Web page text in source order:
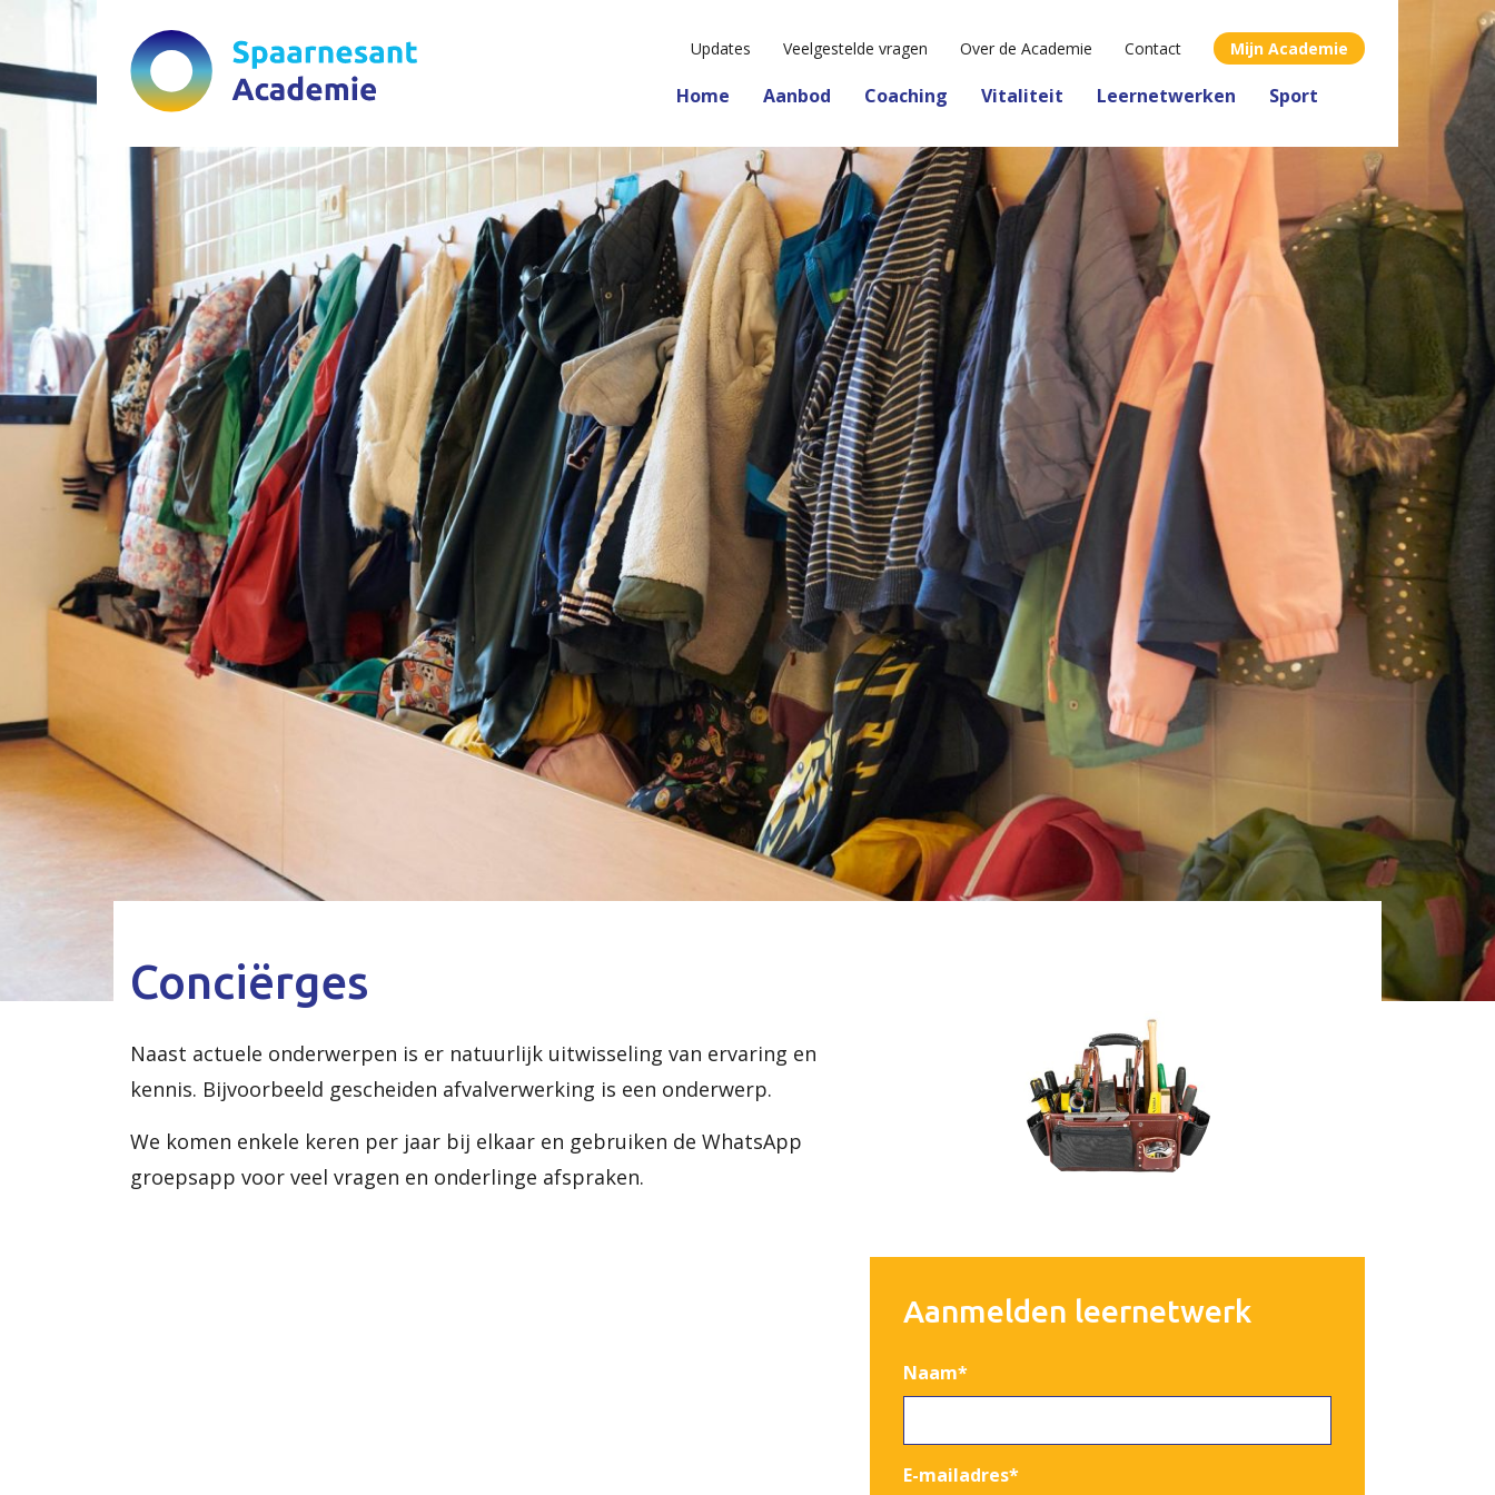
Updates Veelgestelde vragen Over de Academie Contact Mijn Academie
Home Aanbod Coaching Vitaliteit Leernetwerken Sport
Conciërges
Naast actuele onderwerpen is er natuurlijk uitwisseling van ervaring en
kennis. Bijvoorbeeld gescheiden afvalverwerking is een onderwerp.
We komen enkele keren per jaar bij elkaar en gebruiken de WhatsApp
groepsapp voor veel vragen en onderlinge afspraken.
Aanmelden leernetwerk
Naam*
E-mailadres*